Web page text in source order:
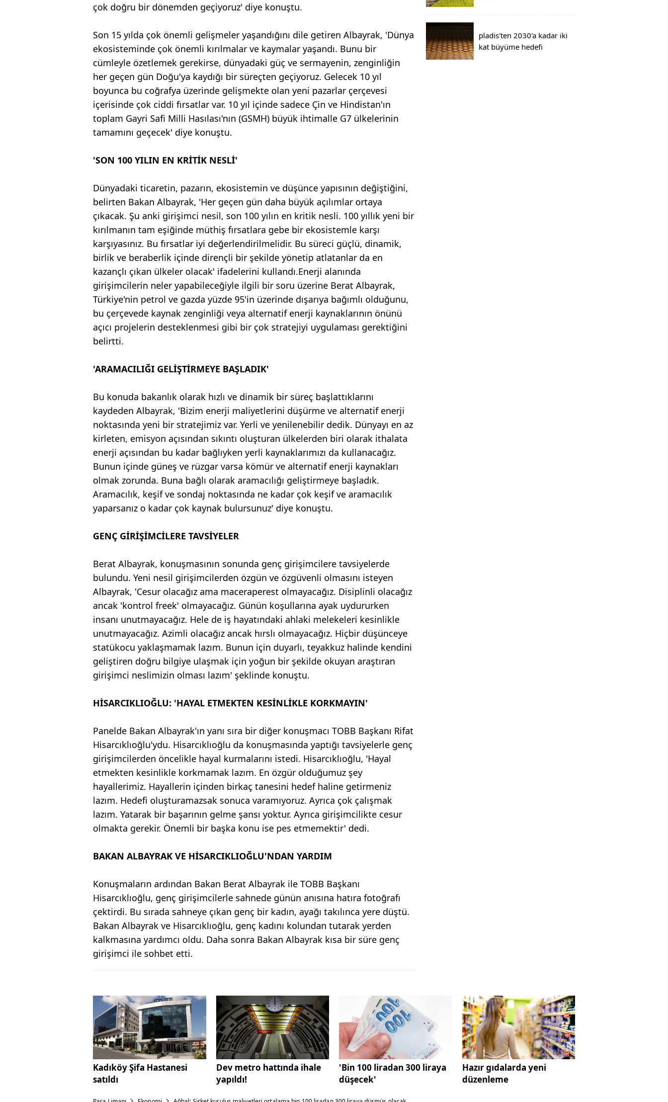
çok doğru bir dönemden geçiyoruz' diye konuştu.
Son 15 yılda çok önemli gelişmeler yaşandığını dile getiren Albayrak, 'Dünya
ekosisteminde çok önemli kırılmalar ve kaymalar yaşandı. Bunu bir
cümleyle özetlemek gerekirse, dünyadaki güç ve sermayenin, zenginliğin
her geçen gün Doğu'ya kaydığı bir süreçten geçiyoruz. Gelecek 10 yıl
boyunca bu coğrafya üzerinde gelişmekte olan yeni pazarlar çerçevesi
içerisinde çok ciddi fırsatlar var. 10 yıl içinde sadece Çin ve Hindistan'ın
toplam Gayri Safi Milli Hasılası'nın (GSMH) büyük ihtimalle G7 ülkelerinin
tamamını geçecek' diye konuştu.
'SON 100 YILIN EN KRİTİK NESLİ'
Dünyadaki ticaretin, pazarın, ekosistemin ve düşünce yapısının değiştiğini,
belirten Bakan Albayrak, 'Her geçen gün daha büyük açılımlar ortaya
çıkacak. Şu anki girişimci nesil, son 100 yılın en kritik nesli. 100 yıllık yeni bir
kırılmanın tam eşiğinde müthiş fırsatlara gebe bir ekosistemle karşı
karşıyasınız. Bu fırsatlar iyi değerlendirilmelidir. Bu süreci güçlü, dinamik,
birlik ve beraberlik içinde dirençli bir şekilde yönetip atlatanlar da en
kazançlı çıkan ülkeler olacak' ifadelerini kullandı.Enerji alanında
girişimcilerin neler yapabileceğiyle ilgili bir soru üzerine Berat Albayrak,
Türkiye'nin petrol ve gazda yüzde 95'in üzerinde dışarıya bağımlı olduğunu,
bu çerçevede kaynak zenginliği veya alternatif enerji kaynaklarının önünü
açıcı projelerin desteklenmesi gibi bir çok stratejiyi uygulaması gerektiğini
belirtti.
'ARAMACILIĞI GELİŞTİRMEYE BAŞLADIK'
Bu konuda bakanlık olarak hızlı ve dinamik bir süreç başlattıklarını
kaydeden Albayrak, 'Bizim enerji maliyetlerini düşürme ve alternatif enerji
noktasında yeni bir stratejimiz var. Yerli ve yenilenebilir dedik. Dünyayı en az
kirleten, emisyon açısından sıkıntı oluşturan ülkelerden biri olarak ithalata
enerji açısından bu kadar bağlıyken yerli kaynaklarımızı da kullanacağız.
Bunun içinde güneş ve rüzgar varsa kömür ve alternatif enerji kaynakları
olmak zorunda. Buna bağlı olarak aramacılığı geliştirmeye başladık.
Aramacılık, keşif ve sondaj noktasında ne kadar çok keşif ve aramacılık
yaparsanız o kadar çok kaynak bulursunuz' diye konuştu.
GENÇ GİRİŞİMCİLERE TAVSİYELER
Berat Albayrak, konuşmasının sonunda genç girişimcilere tavsiyelerde
bulundu. Yeni nesil girişimcilerden özgün ve özgüvenli olmasını isteyen
Albayrak, 'Cesur olacağız ama maceraperest olmayacağız. Disiplinli olacağız
ancak 'kontrol freek' olmayacağız. Günün koşullarına ayak uydururken
insanı unutmayacağız. Hele de iş hayatındaki ahlaki melekeleri kesinlikle
unutmayacağız. Azimli olacağız ancak hırslı olmayacağız. Hiçbir düşünceye
statükocu yaklaşmamak lazım. Bunun için duyarlı, teyakkuz halinde kendini
geliştiren doğru bilgiye ulaşmak için yoğun bir şekilde okuyan araştıran
girişimci neslimizin olması lazım' şeklinde konuştu.
HİSARCIKLIOĞLU: 'HAYAL ETMEKTEN KESİNLİKLE KORKMAYIN'
Panelde Bakan Albayrak'ın yanı sıra bir diğer konuşmacı TOBB Başkanı Rifat
Hisarcıklıoğlu'ydu. Hisarcıklıoğlu da konuşmasında yaptığı tavsiyelerle genç
girişimcilerden öncelikle hayal kurmalarını istedi. Hisarcıklıoğlu, 'Hayal
etmekten kesinlikle korkmamak lazım. En özgür olduğumuz şey
hayallerimiz. Hayallerin içinden birkaç tanesini hedef haline getirmeniz
lazım. Hedefi oluşturamazsak sonuca varamıyoruz. Ayrıca çok çalışmak
lazım. Yatarak bir başarının gelme şansı yoktur. Ayrıca girişimcilikte cesur
olmakta gerekir. Önemli bir başka konu ise pes etmemektir' dedi.
BAKAN ALBAYRAK VE HİSARCIKLIOĞLU'NDAN YARDIM
Konuşmaların ardından Bakan Berat Albayrak ile TOBB Başkanı
Hisarcıklıoğlu, genç girişimcilerle sahnede günün anısına hatıra fotoğrafı
çektirdi. Bu sırada sahneye çıkan genç bir kadın, ayağı takılınca yere düştü.
Bakan Albayrak ve Hisarcıklıoğlu, genç kadını kolundan tutarak yerden
kalkmasına yardımcı oldu. Daha sonra Bakan Albayrak kısa bir süre genç
girişimci ile sohbet etti.
pladis'ten 2030'a kadar iki
kat büyüme hedefi
Kadıköy Şifa Hastanesi
satıldı
Dev metro hattında ihale
yapıldı!
'Bin 100 liradan 300 liraya
düşecek'
Hazır gıdalarda yeni
düzenleme